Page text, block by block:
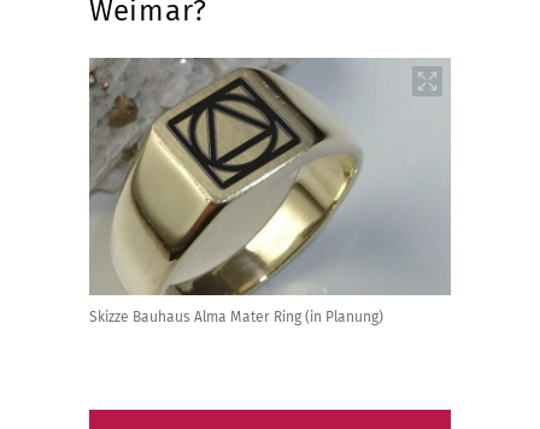
Weimar?
Skizze Bauhaus Alma Mater Ring (in Planung)